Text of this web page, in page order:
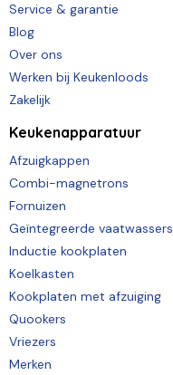
Service & garantie
Blog
Over ons
Werken bij Keukenloods
Zakelijk
Keukenapparatuur
Afzuigkappen
Combi-magnetrons
Fornuizen
Geïntegreerde vaatwassers
Inductie kookplaten
Koelkasten
Kookplaten met afzuiging
Quookers
Vriezers
Merken